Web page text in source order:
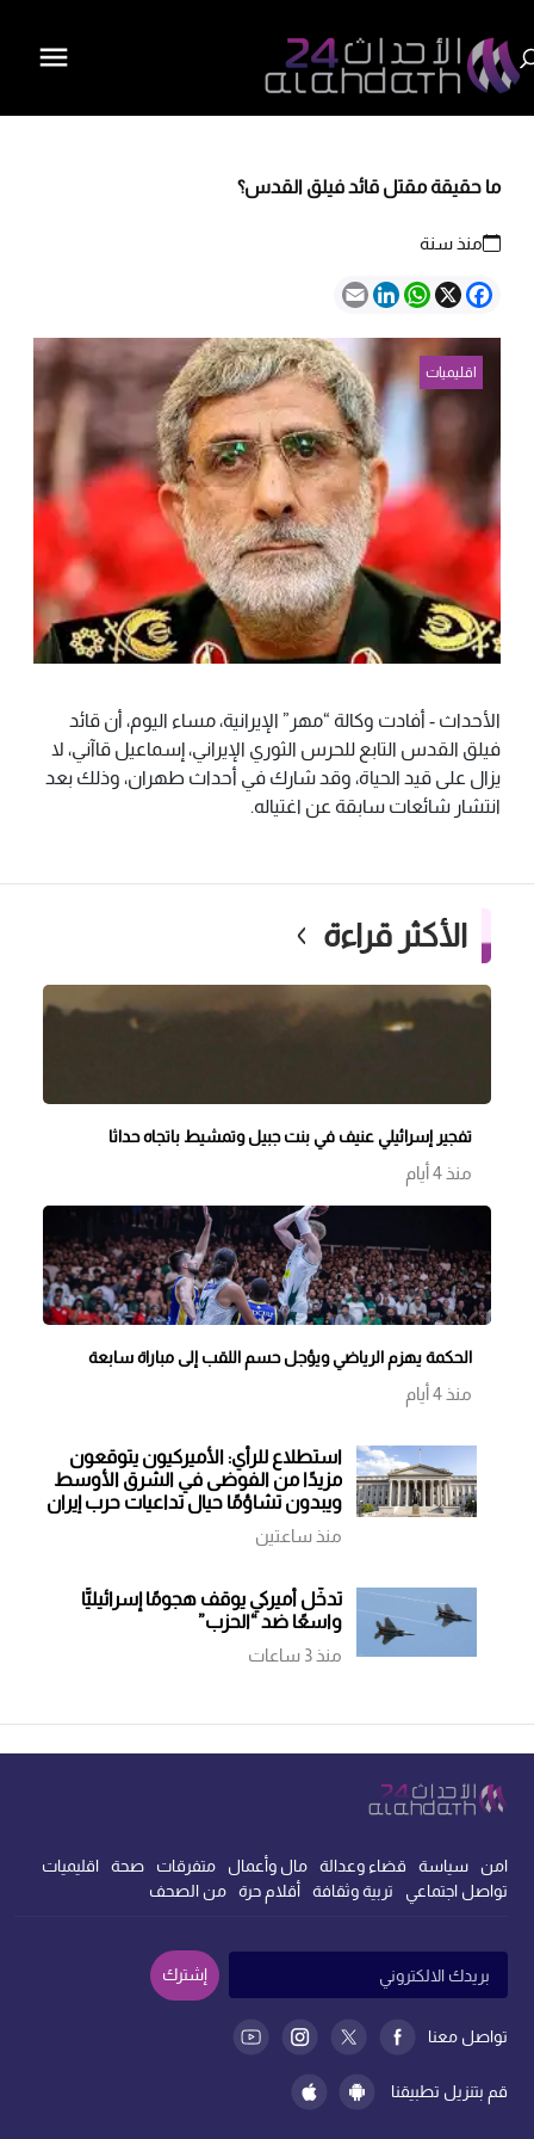
ما حقيقة مقتل قائد فيلق القدس؟
منذ سنة
Facebook
X
WhatsApp
LinkedIn
Email
اقليميات
الأحداث - أفادت وكالة “مهر” الإيرانية، مساء اليوم، أن قائد
فيلق القدس التابع للحرس الثوري الإيراني، إسماعيل قاآني، لا
يزال على قيد الحياة، وقد شارك في أحداث طهران، وذلك بعد
انتشار شائعات سابقة عن اغتياله.
الأكثر قراءة
تفجير إسرائيلي عنيف في بنت جبيل وتمشيط باتجاه حداثا
منذ 4 أيام
الحكمة يهزم الرياضي ويؤجل حسم اللقب إلى مباراة سابعة
منذ 4 أيام
استطلاع للرأي: الأميركيون يتوقعون
مزيدًا من الفوضى في الشرق الأوسط
ويبدون تشاؤمًا حيال تداعيات حرب إيران
منذ ساعتين
تدخّل أميركي يوقف هجومًا إسرائيليًّا
واسعًا ضد “الحزب”
منذ 3 ساعات
امن سياسة قضاء وعدالة مال وأعمال متفرقات صحة
اقليميات
تواصل اجتماعي
تربية وثقافة أقلام حرة من الصحف
قم بتنزيل تطبيقنا
تواصل معنا
إشترك